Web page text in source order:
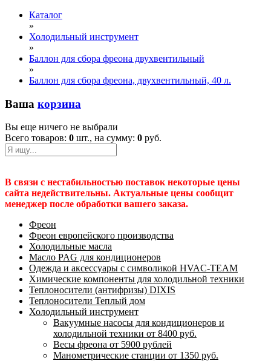
Каталог
»
Холодильный инструмент
»
Баллон для сбора фреона двухвентильный
»
Баллон для сбора фреона, двухвентильный, 40 л.
Ваша корзина
Вы еще ничего не выбрали
Всего товаров: 0 шт., на сумму: 0 руб.
В связи с нестабильностью поставок некоторые цены
сайта недействительны. Актуальные цены сообщит
менеджер после обработки вашего заказа.
Фреон
Фреон европейского производства
Холодильные масла
Масло PAG для кондиционеров
Одежда и аксессуары с символикой HVAC-TEAM
Химические компоненты для холодильной техники
Теплоносители (антифризы) DIXIS
Теплоносители Теплый дом
Холодильный инструмент
Вакуумные насосы для кондиционеров и
холодильной техники от 8400 руб.
Весы фреона от 5900 рублей
Манометрические станции от 1350 руб.